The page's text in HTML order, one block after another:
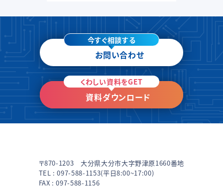
今すぐ相談する
お問い合わせ
くわしい資料をGET
資料ダウンロード
〒870-1203 大分県大分市大字野津原1660番地
TEL :097-588-1153(平日8:00~17:00)
FAX : 097-588-1156